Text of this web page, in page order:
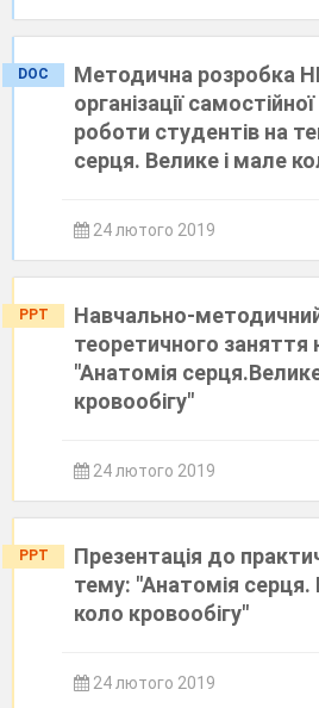
DOC
Методична розробка
організації
роботи студентів на
серця. Велике і мале
24 лютого 2019
PPT
Навчально-
теоретичного заняття
"Анатомія
кровообігу"
24 лютого 2019
PPT
Презентація до
тему: "Анатомія серця.
коло кровообігу"
24 лютого 2019